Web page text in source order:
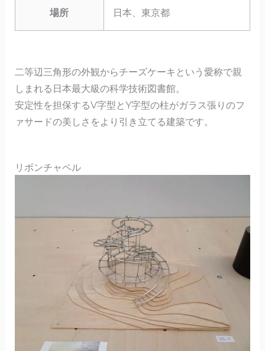
場所 日本、東京都
二等辺三角形の外観からチーズケーキという愛称で親
しまれる日本最大級の科学技術図書館。
安定性を担保するV字型とY字型の柱がガラス張りのフ
ァサードの美しさをより引き立てる建築です。
リボンチャペル